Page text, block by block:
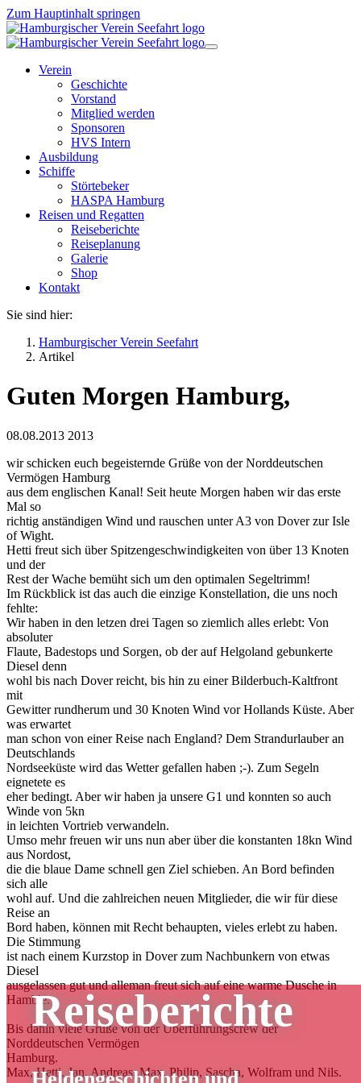
Zum Hauptinhalt springen
Verein
Geschichte
Vorstand
Mitglied werden
Sponsoren
HVS Intern
Ausbildung
Schiffe
Störtebeker
HASPA Hamburg
Reisen und Regatten
Reiseberichte
Reiseplanung
Galerie
Shop
Kontakt
Reiseberichte
Heldengeschichten und
Sie sind hier:
Hamburgischer Verein Seefahrt
Artikel
Guten Morgen Hamburg,
08.08.2013 2013
wir schicken euch begeisternde Grüße von der Norddeutschen
Vermögen Hamburg
aus dem englischen Kanal! Seit heute Morgen haben wir das erste
Mal so
richtig anständigen Wind und rauschen unter A3 von Dover zur Isle
of Wight.
Hetti freut sich über Spitzengeschwindigkeiten von über 13 Knoten
und der
Rest der Wache bemüht sich um den optimalen Segeltrimm!
Im Rückblick ist das auch die einzige Konstellation, die uns noch
fehlte:
Wir haben in den letzen drei Tagen so ziemlich alles erlebt: Von
absoluter
Flaute, Badestops und Sorgen, ob der auf Helgoland gebunkerte
Diesel denn
wohl bis nach Dover reicht, bis hin zu einer Bilderbuch-Kaltfront
mit
Gewitter rundherum und 30 Knoten Wind vor Hollands Küste. Aber
was erwartet
man schon von einer Reise nach England? Dem Strandurlauber an
Deutschlands
Nordseeküste wird das Wetter gefallen haben ;-). Zum Segeln
eignetete es
eher bedingt. Aber wir haben ja unsere G1 und konnten so auch
Winde von 5kn
in leichten Vortrieb verwandeln.
Umso mehr freuen wir uns nun aber über die konstanten 18kn Wind
aus Nordost,
die die blaue Dame schnell gen Ziel schieben. An Bord befinden
sich alle
wohl auf. Und die zahlreichen neuen Mitglieder, die wir für diese
Reise an
Bord haben, können mit Recht behaupten, vieles erlebt zu haben.
Die Stimmung
ist nach einem Kurzstop in Dover zum Nachbunkern von etwas
Diesel
ausgelassen gut und alleman freut sich auf eine warme Dusche in
Hamble.
Bis dahin viele Grüße von der Überführungscrew der
Norddeutschen Vermögen
Hamburg.
Max, Hetti, Jan, Andreas, Max, Philip, Sascha, Wolfram und Nils.